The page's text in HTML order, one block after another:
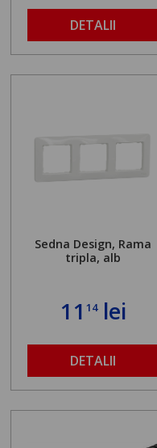
maximă admisă de 500
kg și înălțime reglabilă
de la 1,8 la 2,9 m
DETALII
Sedna Design, Rama
tripla, alb
11 14lei
DETALII